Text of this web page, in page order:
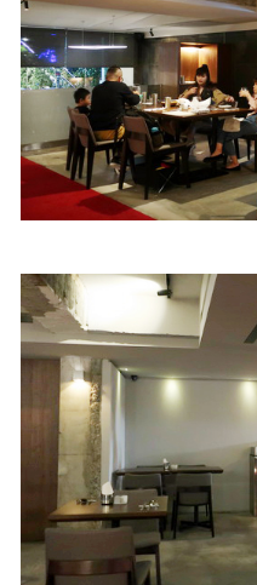
個人著作
活動實況記錄
媒體報導一覽
合作與代言